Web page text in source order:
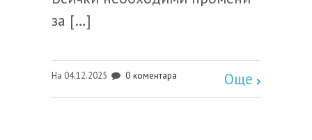
за […]
На 04.12.2025 0 коментара Още